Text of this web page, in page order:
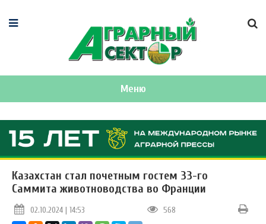
Меню
Казахстан стал почетным гостем 33-го
Саммита животноводства во Франции
02.10.2024 | 14:53 568